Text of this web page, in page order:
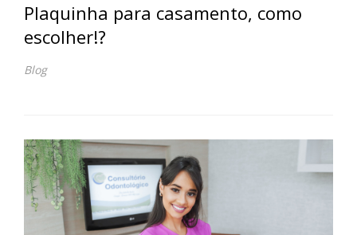
Plaquinha para casamento, como
escolher!?
Blog